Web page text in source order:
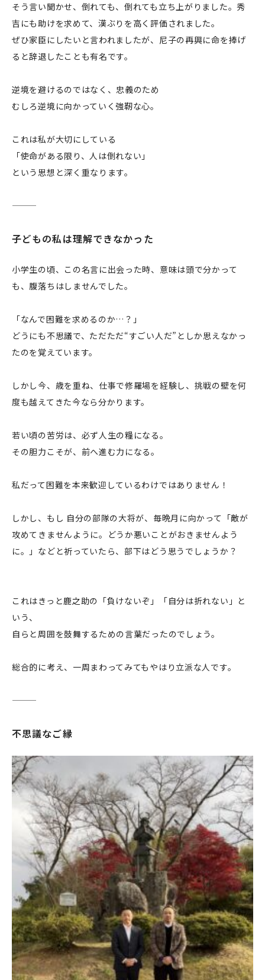
そう言い聞かせ、倒れても、倒れても立ち上がりました。秀
吉にも助けを求めて、漢ぶりを高く評価されました。
ぜひ家臣にしたいと言われましたが、尼子の再興に命を捧げ
ると辞退したことも有名です。
逆境を避けるのではなく、忠義のため
むしろ逆境に向かっていく強靭な心。
これは私が大切にしている
「使命がある限り、人は倒れない」
という思想と深く重なります。
子どもの私は理解できなかった
小学生の頃、この名言に出会った時、意味は頭で分かって
も、腹落ちはしませんでした。
「なんで困難を求めるのか…？」
どうにも不思議で、ただただ“すごい人だ”としか思えなかっ
たのを覚えています。
しかし今、歳を重ね、仕事で修羅場を経験し、挑戦の壁を何
度も越えてきた今なら分かります。
若い頃の苦労は、必ず人生の糧になる。
その胆力こそが、前へ進む力になる。
私だって困難を本来歓迎しているわけではありません！
しかし、もし 自分の部隊の大将が、毎晩月に向かって「敵が
攻めてきませんように。どうか悪いことがおきませんよう
に。」などと祈っていたら、部下はどう思うでしょうか？
これはきっと鹿之助の「負けないぞ」「自分は折れない」と
いう、
自らと周囲を鼓舞するための言葉だったのでしょう。
総合的に考え、一周まわってみてもやはり立派な人です。
不思議なご縁